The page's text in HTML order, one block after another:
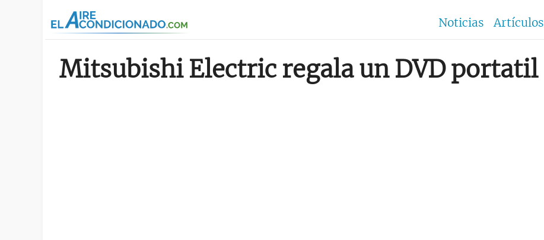
Noticias Artículos
Mitsubishi Electric regala un DVD portatil